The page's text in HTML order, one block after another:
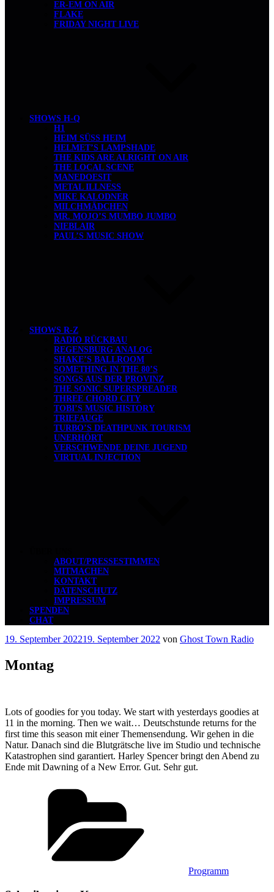
ER-EM ON AIR
FLAKE
FRIDAY NIGHT LIVE
SHOWS H-Q
H1
HEIM SÜSS HEIM
HELMET’S LAMPSHADE
THE KIDS ARE ALRIGHT ON AIR
THE LOCAL SCENE
MANEDOESIT
METAL ILLNESS
MIKE KALODNER
MILCHMÄDCHEN
MR. MOJO’S MUMBO JUMBO
NIEBLAIR
PAUL’S MUSIC SHOW
SHOWS R-Z
RADIO RÜCKBAU
REGENSBURG ANALOG
SHAKE’S BALLROOM
SOMETHING IN THE 80’S
SONGS AUS DER PROVINZ
THE SONIC SUPERSPREADER
THREE CHORD CITY
TOBI’S MUSIC HISTORY
TRIEFAUGE
TURBO’S DEATHPUNK TOURISM
UNERHÖRT
VERSCHWENDE DEINE JUGEND
VIRTUAL INJECTION
ABOUT/PRESSESTIMMEN
MITMACHEN
KONTAKT
DATENSCHUTZ
IMPRESSUM
SPENDEN
CHAT
Veröffentlicht
19. September 202219. September 2022 von Ghost Town Radio
Montag
Lots of goodies for you today. We start with yesterdays goodies at
11 in the morning. Then we wait… Deutschstunde returns for the
first time this season mit einer Themensendung. Wir gehen in die
Natur. Danach sind die Blutgrätsche live im Studio und technische
Katastrophen sind garantiert. Harley Spencer bringt den Abend zu
Ende mit Dawning of a New Error. Gut. Sehr gut.
Programm